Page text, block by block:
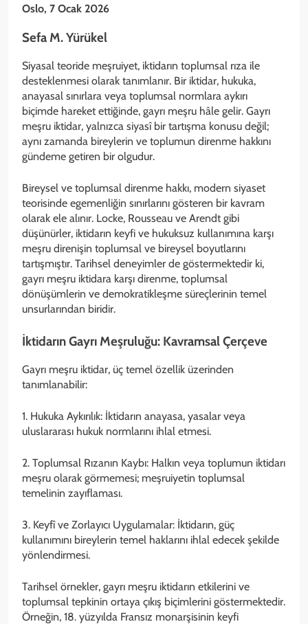
Oslo, 7 Ocak 2026
Sefa M. Yürükel
Siyasal teoride meşruiyet, iktidarın toplumsal rıza ile
desteklenmesi olarak tanımlanır. Bir iktidar, hukuka,
anayasal sınırlara veya toplumsal normlara aykırı
biçimde hareket ettiğinde, gayrı meşru hâle gelir. Gayrı
meşru iktidar, yalnızca siyasî bir tartışma konusu değil;
aynı zamanda bireylerin ve toplumun direnme hakkını
gündeme getiren bir olgudur.
Bireysel ve toplumsal direnme hakkı, modern siyaset
teorisinde egemenliğin sınırlarını gösteren bir kavram
olarak ele alınır. Locke, Rousseau ve Arendt gibi
düşünürler, iktidarın keyfi ve hukuksuz kullanımına karşı
meşru direnişin toplumsal ve bireysel boyutlarını
tartışmıştır. Tarihsel deneyimler de göstermektedir ki,
gayrı meşru iktidara karşı direnme, toplumsal
dönüşümlerin ve demokratikleşme süreçlerinin temel
unsurlarından biridir.
İktidarın Gayrı Meşruluğu: Kavramsal Çerçeve
Gayrı meşru iktidar, üç temel özellik üzerinden
tanımlanabilir:
1. Hukuka Aykırılık: İktidarın anayasa, yasalar veya
uluslararası hukuk normlarını ihlal etmesi.
2. Toplumsal Rızanın Kaybı: Halkın veya toplumun iktidarı
meşru olarak görmemesi; meşruiyetin toplumsal
temelinin zayıflaması.
3. Keyfî ve Zorlayıcı Uygulamalar: İktidarın, güç
kullanımını bireylerin temel haklarını ihlal edecek şekilde
yönlendirmesi.
Tarihsel örnekler, gayrı meşru iktidarın etkilerini ve
toplumsal tepkinin ortaya çıkış biçimlerini göstermektedir.
Örneğin, 18. yüzyılda Fransız monarşisinin keyfi